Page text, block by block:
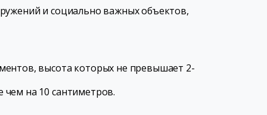
и социально важных объектов,
высота которых не превышает 2-
на 10 сантиметров.